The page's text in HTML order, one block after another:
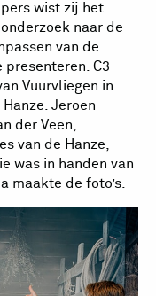
wist zij het
naar de
van de
C3
Vuurvliegen in
Jeroen
der Veen,
van de Hanze,
was in handen van
maakte de foto’s.